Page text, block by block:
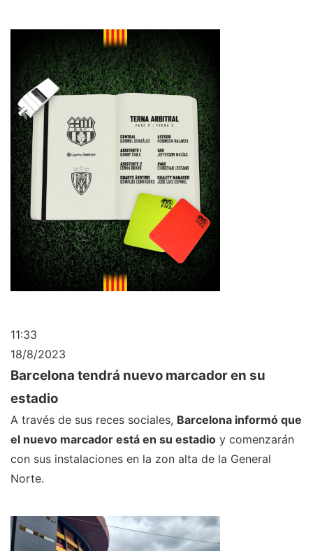
11:33
18/8/2023
Barcelona tendrá nuevo marcador en su
estadio
A través de sus reces sociales, Barcelona informó que
el nuevo marcador está en su estadio y comenzarán
con sus instalaciones en la zon alta de la General
Norte.